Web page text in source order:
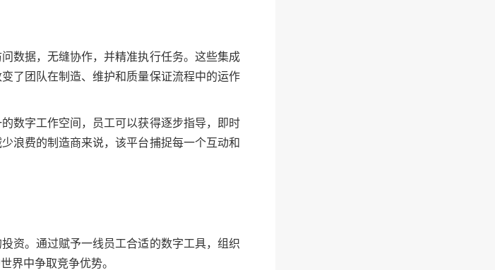
数据，无缝协作，并精准执行任务。这些集成
了团队在制造、维护和质量保证流程中的运作
数字工作空间，员工可以获得逐步指导，即时
浪费的制造商来说，该平台捕捉每一个互动和
资。通过赋予一线员工合适的数字工具，组织
界中争取竞争优势。